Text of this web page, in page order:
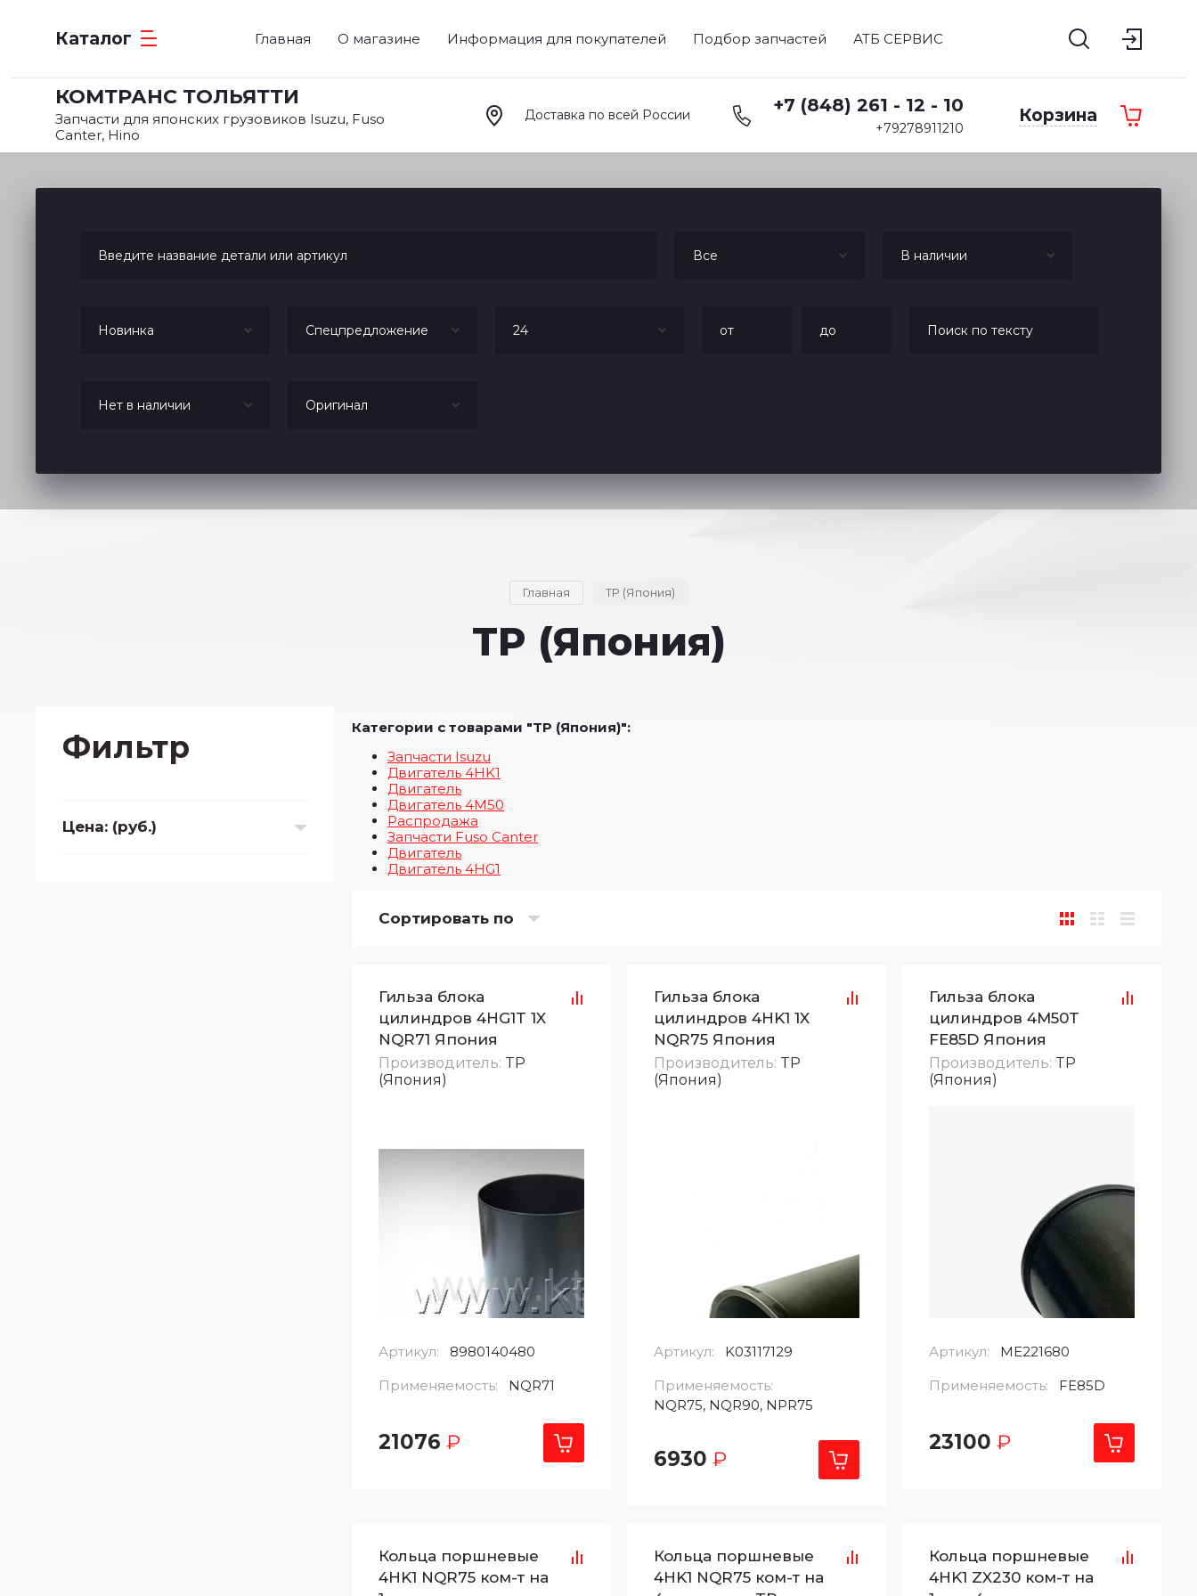
Каталог Главная О магазине Информация для покупателей Подбор запчастей АТБ СЕРВИС
КОМТРАНС ТОЛЬЯТТИ
Запчасти для японских грузовиков Isuzu, Fuso
Canter, Hino
Доставка по всей России +7 (848) 261 - 12 - 10
+79278911210
Корзина
Главная TP (Япония)
TP (Япония)
Фильтр
Цена: (руб.)
Категории с товарами "TP (Япония)":
Запчасти Isuzu
Двигатель 4HK1
Двигатель
Двигатель 4M50
Распродажа
Запчасти Fuso Canter
Двигатель
Двигатель 4HG1
Сортировать по
Гильза блока
цилиндров 4HG1T 1X
NQR71 Япония
Производитель: TP
(Япония)
Артикул:
8980140480
Применяемость:
NQR71
21076 ₽
Гильза блока
цилиндров 4HK1 1X
NQR75 Япония
Производитель: TP
(Япония)
Артикул:
K03117129
Применяемость:
NQR75, NQR90, NPR75
6930 ₽
Гильза блока
цилиндров 4M50T
FE85D Япония
Производитель: TP
(Япония)
Артикул:
ME221680
Применяемость:
FE85D
23100 ₽
Кольца поршневые
4HK1 NQR75 ком-т на
Кольца поршневые
4HK1 NQR75 ком-т на
Кольца поршневые
4HK1 ZX230 ком-т на